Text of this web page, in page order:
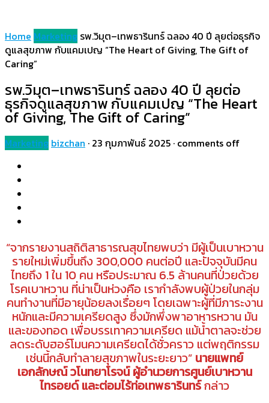
Home Marketing รพ.วิมุต–เทพธารินทร์ ฉลอง 40 ปี ลุยต่อธุรกิจ
ดูแลสุขภาพ กับแคมเปญ “The Heart of Giving, The Gift of
Caring”
รพ.วิมุต–เทพธารินทร์ ฉลอง 40 ปี ลุยต่อ
ธุรกิจดูแลสุขภาพ กับแคมเปญ “The Heart
of Giving, The Gift of Caring”
Marketing bizchan · 23 กุมภาพันธ์ 2025 · comments off
“จากรายงานสถิติสาธารณสุขไทยพบว่า มีผู้เป็นเบาหวาน
รายใหม่เพิ่มขึ้นถึง 300,000 คนต่อปี และปัจจุบันมีคน
ไทยถึง 1 ใน 10 คน หรือประมาณ 6.5 ล้านคนที่ป่วยด้วย
โรคเบาหวาน ที่น่าเป็นห่วงคือ เรากำลังพบผู้ป่วยในกลุ่ม
คนทำงานที่มีอายุน้อยลงเรื่อยๆ โดยเฉพาะผู้ที่มีภาระงาน
หนักและมีความเครียดสูง ซึ่งมักพึ่งพาอาหารหวาน มัน
และของทอด เพื่อบรรเทาความเครียด แม้น้ำตาลจะช่วย
ลดระดับฮอร์โมนความเครียดได้ชั่วคราว แต่พฤติกรรม
เช่นนี้กลับทำลายสุขภาพในระยะยาว” นายแพทย์
เอกลักษณ์ วโนทยาโรจน์ ผู้อำนวยการศูนย์เบาหวาน
ไทรอยด์ และต่อมไร้ท่อเทพธารินทร์กล่าว